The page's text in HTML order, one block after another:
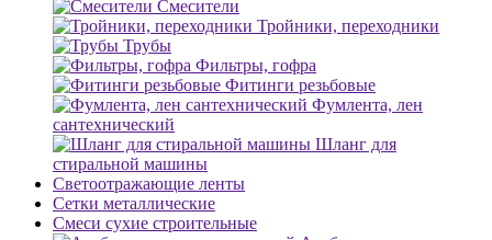
Смесители
Тройники, переходники
Трубы
Фильтры, гофра
Фитинги резьбовые
Фумлента, лен
сантехнический
Шланг для
стиральной машины
Светоотражающие ленты
Сетки металлические
Смеси сухие строительные